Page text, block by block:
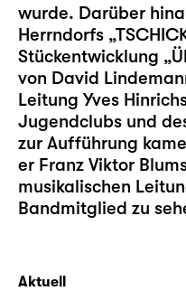
wurde. Darüber
Herrndorfs
Stückentwicklung
von David
Leitung Yves
Jugendclubs und
zur Aufführung
er Franz Viktor
musikalischen
Bandmitglied zu
Aktuell